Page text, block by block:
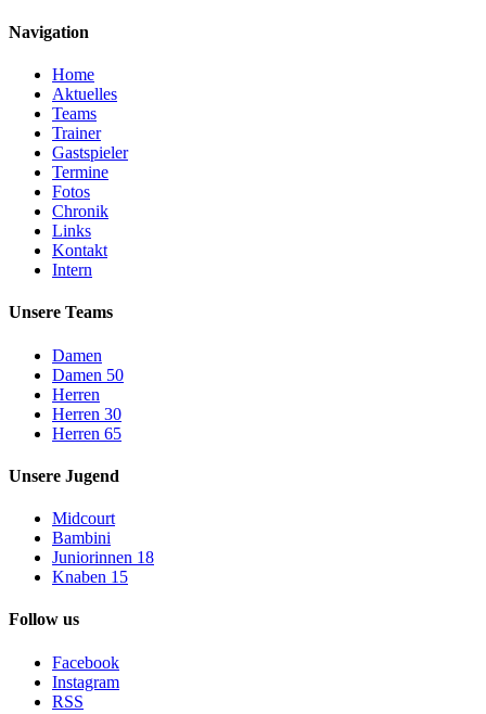
Navigation
Home
Aktuelles
Teams
Trainer
Gastspieler
Termine
Fotos
Chronik
Links
Kontakt
Intern
Unsere Teams
Damen
Damen 50
Herren
Herren 30
Herren 65
Unsere Jugend
Midcourt
Bambini
Juniorinnen 18
Knaben 15
Follow us
Facebook
Instagram
RSS